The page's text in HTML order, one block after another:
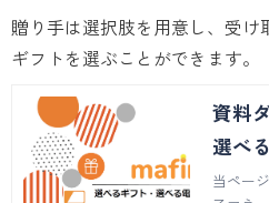
贈り手は選択肢を用意し、受
ギフトを選ぶことができます。
資料
選べ
ネー
当ペー